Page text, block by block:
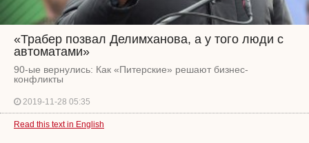
«Трабер позвал Делимханова, а у того люди с
автоматами»
90-ые вернулись: Как «Питерские» решают бизнес-
конфликты
2019-11-28 05:35
Read this text in English